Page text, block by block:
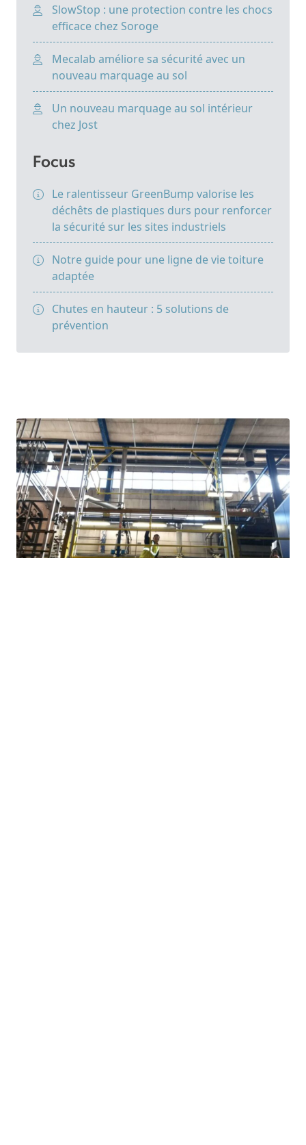
SlowStop : une protection contre les chocs
efficace chez Soroge
Mecalab améliore sa sécurité avec un
nouveau marquage au sol
Un nouveau marquage au sol intérieur
chez Jost
Focus
Le ralentisseur GreenBump valorise les
déchêts de plastiques durs pour renforcer
la sécurité sur les sites industriels
Notre guide pour une ligne de vie toiture
adaptée
Chutes en hauteur : 5 solutions de
prévention